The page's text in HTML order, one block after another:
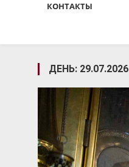
КОНТАКТЫ
ДЕНЬ: 29.07.2026